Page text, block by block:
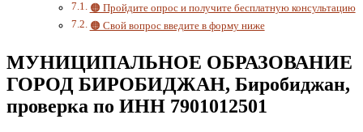
🟠 Пройдите опрос и получите бесплатную консультацию
🟠 Свой вопрос введите в форму ниже
МУНИЦИПАЛЬНОЕ ОБРАЗОВАНИЕ
ГОРОД БИРОБИДЖАН, Биробиджан,
проверка по ИНН 7901012501